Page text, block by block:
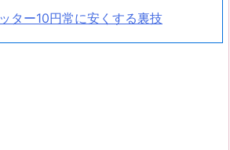
ター10円常に安くする裏技